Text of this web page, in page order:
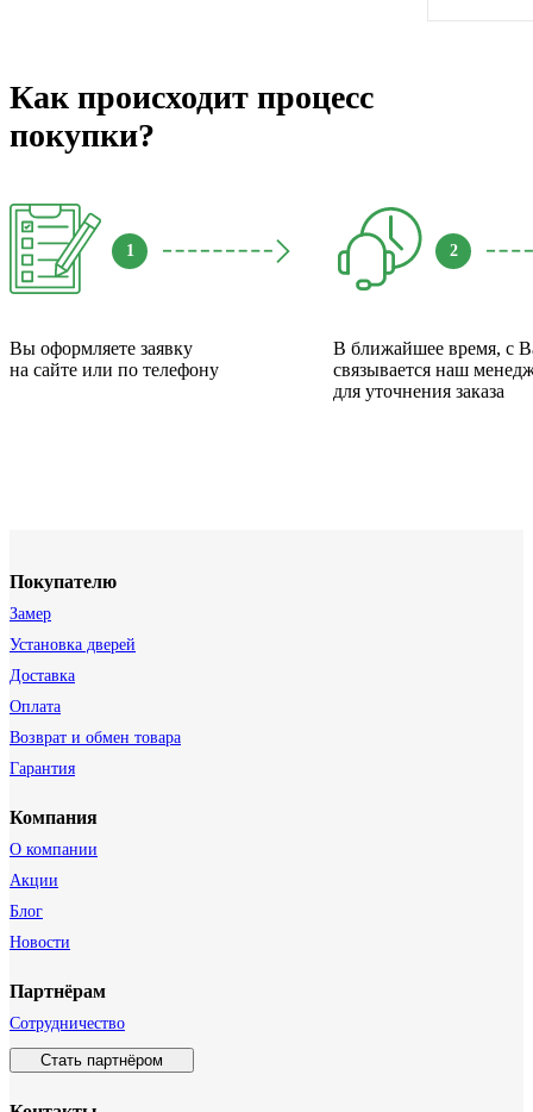
Как происходит процесс
покупки?
1
Вы оформляете заявку
на сайте или по телефону
2
В ближайшее время, с
связывается наш
для уточнения заказа
Покупателю
Замер
Установка дверей
Доставка
Оплата
Возврат и обмен товара
Гарантия
Компания
О компании
Акции
Блог
Новости
Партнёрам
Сотрудничество
Стать партнёром